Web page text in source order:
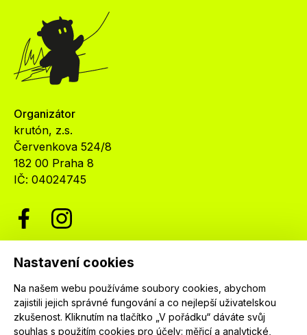
Nastavení cookies
Na našem webu používáme soubory cookies, abychom
zajistili jejich správné fungování a co nejlepší uživatelskou
zkušenost. Kliknutím na tlačítko „V pořádku“ dáváte svůj
souhlas s použitím cookies pro účely: měřicí a analytické,
Organizátor
krutón, z.s.
Červenkova 524/8
182 00 Praha 8
IČ: 04024745
Newsletter
Nenechte si ujít nejnovější informace o festivalu.
Přihlaste se k našemu newsletteru a dostávejte
informace o našich programech jako první.